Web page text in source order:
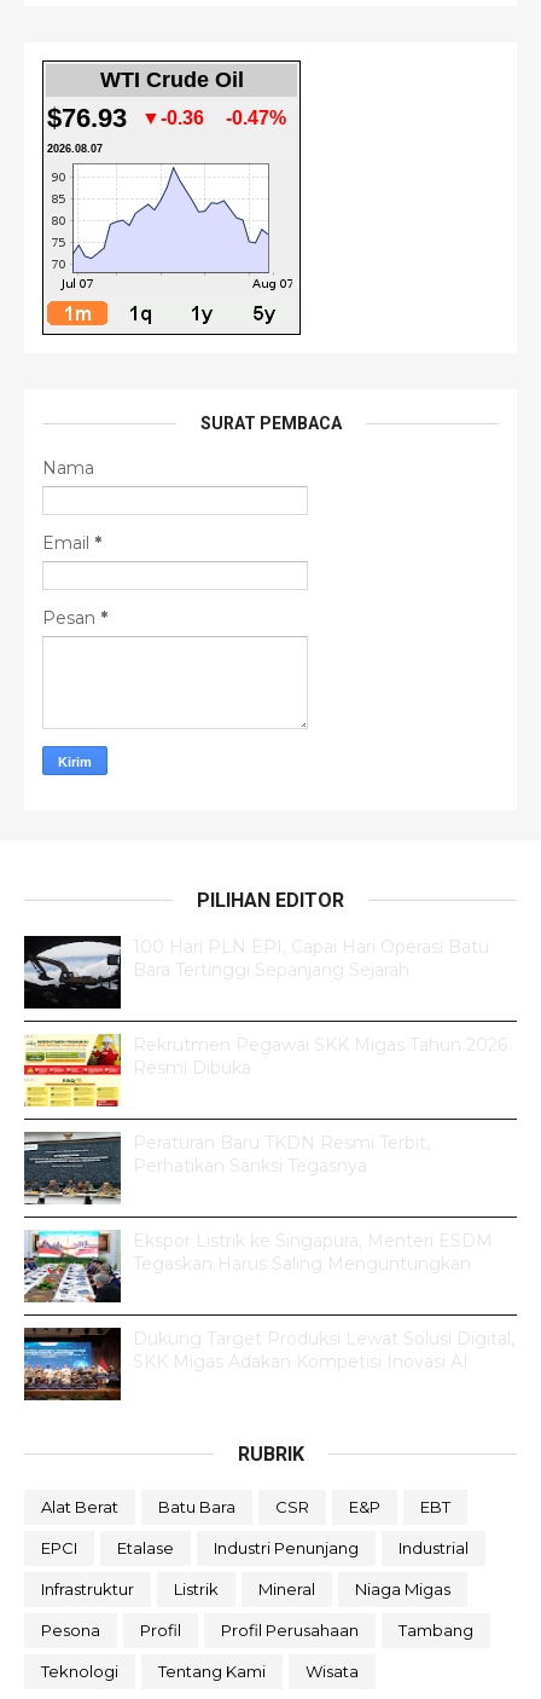
WTI Crude Oil
$76.93 ▼-0.36 -0.47%
2026.08.07
SURAT PEMBACA
Nama
Email *
Pesan *
PILIHAN EDITOR
100 Hari PLN EPI, Capai Hari Operasi Batu
Bara Tertinggi Sepanjang Sejarah
Rekrutmen Pegawai SKK Migas Tahun 2026
Resmi Dibuka
Peraturan Baru TKDN Resmi Terbit,
Perhatikan Sanksi Tegasnya
Ekspor Listrik ke Singapura, Menteri ESDM
Tegaskan Harus Saling Menguntungkan
Dukung Target Produksi Lewat Solusi Digital,
SKK Migas Adakan Kompetisi Inovasi AI
RUBRIK
Alat Berat Batu Bara CSR E&P EBT
EPCI Etalase Industri Penunjang Industrial
Infrastruktur Listrik Mineral Niaga Migas
Pesona Profil Profil Perusahaan Tambang
Teknologi Tentang Kami Wisata